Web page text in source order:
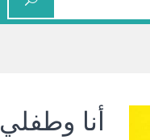
أنا وطفلي